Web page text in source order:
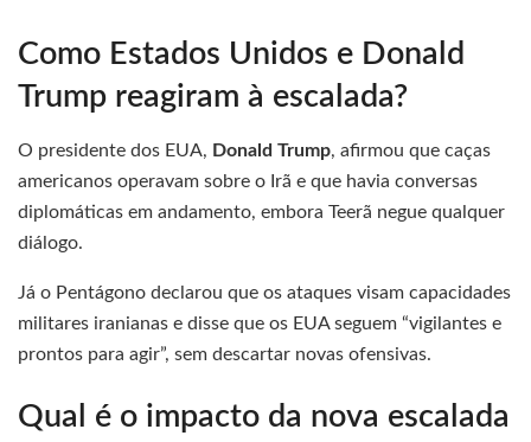
Como Estados Unidos e Donald
Trump reagiram à escalada?
O presidente dos EUA, Donald Trump, afirmou que caças
americanos operavam sobre o Irã e que havia conversas
diplomáticas em andamento, embora Teerã negue qualquer
diálogo.
Já o Pentágono declarou que os ataques visam capacidades
militares iranianas e disse que os EUA seguem “vigilantes e
prontos para agir”, sem descartar novas ofensivas.
Qual é o impacto da nova escalada